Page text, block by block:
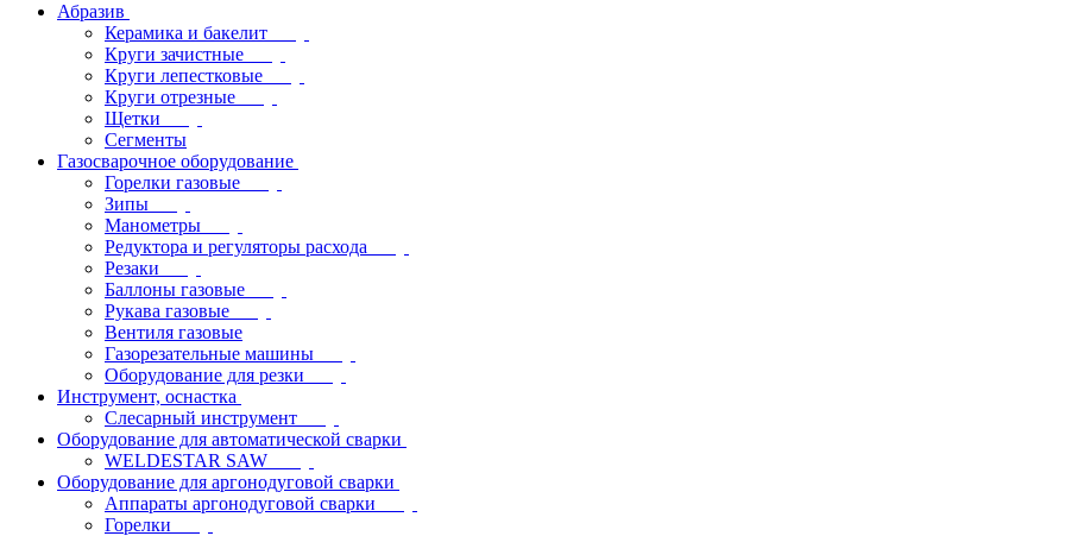
Абразив
Керамика и бакелит
Круги зачистные
Круги лепестковые
Круги отрезные
Щетки
Сегменты
Газосварочное оборудование
Горелки газовые
Зипы
Манометры
Редуктора и регуляторы расхода
Резаки
Баллоны газовые
Рукава газовые
Вентиля газовые
Газорезательные машины
Оборудование для резки
Инструмент, оснастка
Слесарный инструмент
Оборудование для автоматической сварки
WELDESTAR SAW
Оборудование для аргонодуговой сварки
Аппараты аргонодуговой сварки
Горелки